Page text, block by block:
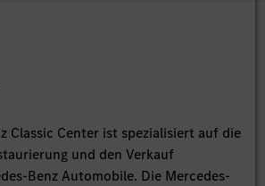
Classic Center ist spezialisiert auf die
und den Verkauf
Benz Automobile. Die Mercedes-